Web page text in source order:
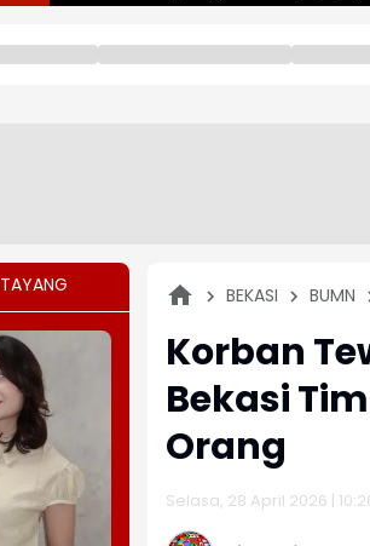
TAYANG BEKASI BUMN
Korban
Bekasi
Orang
Selasa, 28 April 2026 |